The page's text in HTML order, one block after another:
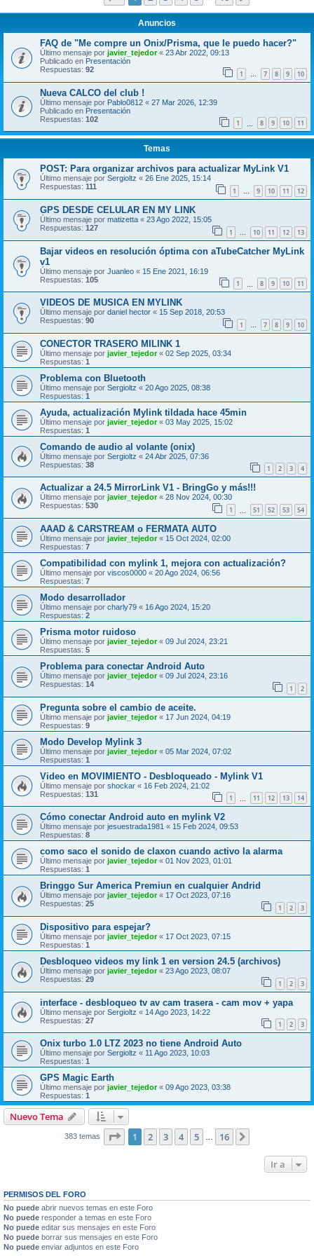
Anuncios
FAQ de "Me compre un Onix/Prisma, que le puedo hacer?"
Último mensaje por javier_tejedor« 23 Abr 2022, 09:13
Publicado en Presentación
Respuestas: 92 1 … 7 8 9 10
Nueva CALCO del club !
Último mensaje por Pablo0812 « 27 Mar 2026, 12:39
Publicado en Presentación
Respuestas: 102 1 8 9 10 11
Temas
POST: Para organizar archivos para actualizar MyLink V1
Último mensaje por Sergioltz « 26 Ene 2025, 15:14
Respuestas: 111 1 … 9 10 11 12
GPS DESDE CELULAR EN MY LINK
Último mensaje por matizetta « 23 Ago 2022, 15:05
Respuestas: 127 1 … 10 11 12 13
Bajar videos en resolución óptima con aTubeCatcher MyLink
v1
Último mensaje por Juanleo « 15 Ene 2021, 16:19
Respuestas: 105 1 8 9 10 11
VIDEOS DE MUSICA EN MYLINK
Último mensaje por daniel hector « 15 Sep 2018, 20:53
Respuestas: 90 1 … 7 8 9 10
CONECTOR TRASERO MILINK 1
Último mensaje por javier_tejedor« 02 Sep 2025, 03:34
Respuestas: 1
Problema con Bluetooth
Último mensaje por Sergioltz « 20 Ago 2025, 08:38
Respuestas: 1
Ayuda, actualización Mylink tildada hace 45min
Último mensaje por javier_tejedor« 03 May 2025, 15:02
Respuestas: 1
Comando de audio al volante (onix)
Último mensaje por Sergioltz « 24 Abr 2025, 07:36
Respuestas: 38 1 2 3 4
Actualizar a 24.5 MirrorLink V1 - BringGo y más!!!
Último mensaje por javier_tejedor« 28 Nov 2024, 00:30
Respuestas: 530 1 51 52 53 54
AAAD & CARSTREAM o FERMATA AUTO
Último mensaje por javier_tejedor« 15 Oct 2024, 02:00
Respuestas: 7
Compatibilidad con mylink 1, mejora con actualización?
Último mensaje por viscos0000 « 20 Ago 2024, 06:56
Respuestas: 7
Modo desarrollador
Último mensaje por charly79 « 16 Ago 2024, 15:20
Respuestas: 2
Prisma motor ruidoso
Último mensaje por javier_tejedor« 09 Jul 2024, 23:21
Respuestas: 5
Problema para conectar Android Auto
Último mensaje por javier_tejedor« 09 Jul 2024, 23:16
Respuestas: 14 1 2
Pregunta sobre el cambio de aceite.
Último mensaje por javier_tejedor« 17 Jun 2024, 04:19
Respuestas: 9
Modo Develop Mylink 3
Último mensaje por javier_tejedor« 05 Mar 2024, 07:02
Respuestas: 1
Video en MOVIMIENTO - Desbloqueado - Mylink V1
Último mensaje por shockar « 16 Feb 2024, 21:02
Respuestas: 131 1 11 12 13 14
Cómo conectar Android auto en mylink V2
Último mensaje por jesuestrada1981 « 15 Feb 2024, 09:53
Respuestas: 8
como saco el sonido de claxon cuando activo la alarma
Último mensaje por javier_tejedor« 01 Nov 2023, 01:01
Respuestas: 1
Bringgo Sur America Premiun en cualquier Andrid
Último mensaje por javier_tejedor« 17 Oct 2023, 07:16
Respuestas: 25 1 2 3
Dispositivo para espejar?
Último mensaje por javier_tejedor« 17 Oct 2023, 07:15
Respuestas: 1
Desbloqueo videos my link 1 en version 24.5 (archivos)
Último mensaje por javier_tejedor« 23 Ago 2023, 08:07
Respuestas: 29 1 2 3
interface - desbloqueo tv av cam trasera - cam mov + yapa
Último mensaje por Sergioltz « 14 Ago 2023, 14:22
Respuestas: 27 1 2 3
Onix turbo 1.0 LTZ 2023 no tiene Android Auto
Último mensaje por Sergioltz « 11 Ago 2023, 10:03
Respuestas: 1
GPS Magic Earth
Último mensaje por javier_tejedor« 09 Ago 2023, 03:38
Respuestas: 1
Nuevo Tema
383 temas Página de 16
1 2 3 4 5 16
Ir a
PERMISOS DEL FORO
No puede abrir nuevos temas en este Foro
No puede responder a temas en este Foro
No puede editar sus mensajes en este Foro
No puede borrar sus mensajes en este Foro
No puede enviar adjuntos en este Foro